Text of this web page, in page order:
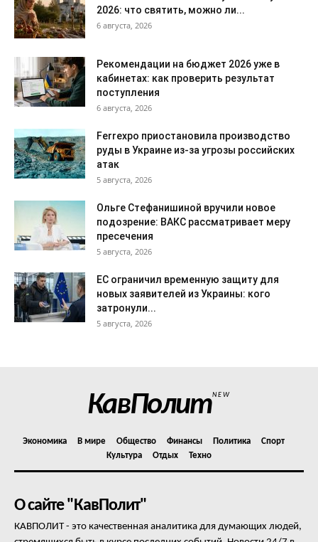
2026: что святить, можно ли...
6 августа, 2026
Рекомендации на бюджет 2026 уже в
кабинетах: как проверить результат
поступления
6 августа, 2026
Ferrexpo приостановила производство
руды в Украине из-за угрозы российских
атак
5 августа, 2026
Ольге Стефанишиной вручили новое
подозрение: ВАКС рассматривает меру
пресечения
5 августа, 2026
ЕС ограничил временную защиту для
новых заявителей из Украины: кого
затронули...
5 августа, 2026
КавПолитNEW
Экономика В мире Общество Финансы Политика
Спорт
Культура
Отдых Техно
О сайте "КавПолит"
КАВПОЛИТ - это качественная аналитика для думающих людей,